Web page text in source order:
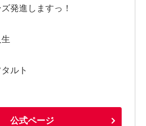
発進しますっ！
ルト
公式ページ